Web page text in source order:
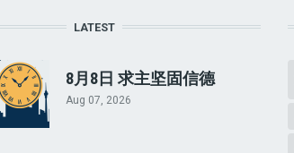
LATEST
8月8日 求主坚固信德
Aug 07, 2026